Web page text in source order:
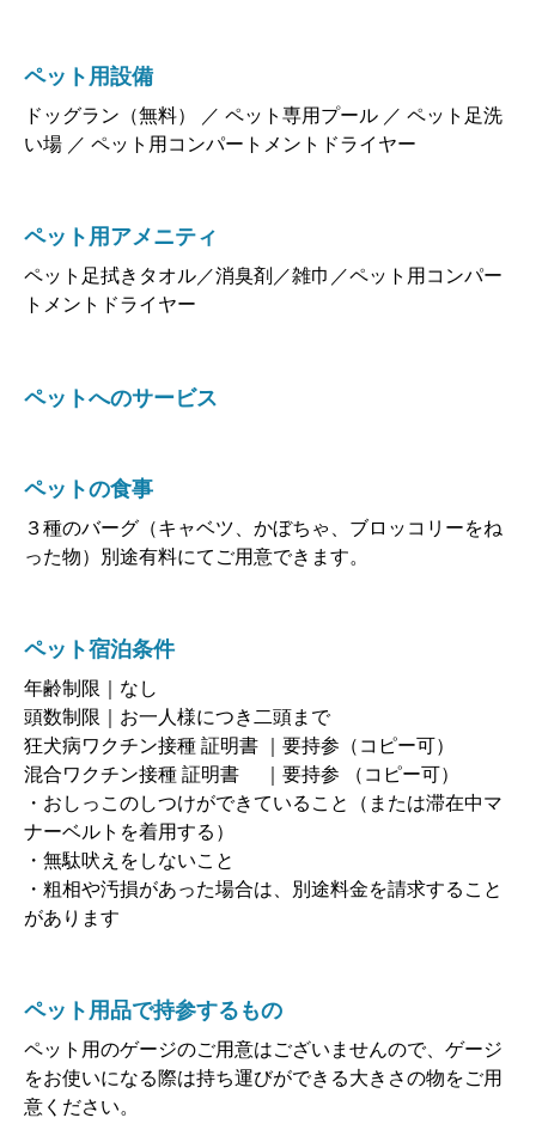
ペット用設備
ドッグラン（無料） ／ ペット専用プール ／ ペット足洗
い場 ／ ペット用コンパートメントドライヤー
ペット用アメニティ
ペット足拭きタオル／消臭剤／雑巾／ペット用コンパー
トメントドライヤー
ペットへのサービス
ペットの食事
３種のバーグ（キャベツ、かぼちゃ、ブロッコリーをね
った物）別途有料にてご用意できます。
ペット宿泊条件
年齢制限｜なし
頭数制限｜お一人様につき二頭まで
狂犬病ワクチン接種 証明書 ｜要持参（コピー可）
混合ワクチン接種 証明書 ｜要持参 （コピー可）
・おしっこのしつけができていること（または滞在中マ
ナーベルトを着用する）
・無駄吠えをしないこと
・粗相や汚損があった場合は、別途料金を請求すること
があります
ペット用品で持参するもの
ペット用のゲージのご用意はございませんので、ゲージ
をお使いになる際は持ち運びができる大きさの物をご用
意ください。